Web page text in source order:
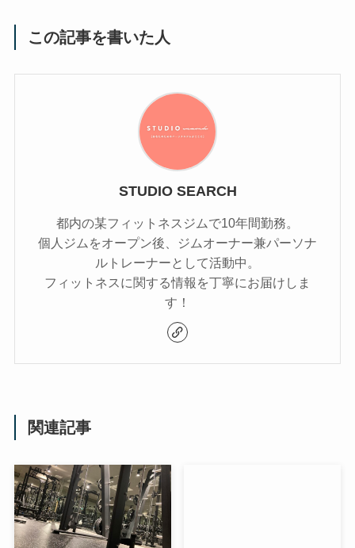
この記事を書いた人
STUDIO SEARCH
都内の某フィットネスジムで10年間勤務。
個人ジムをオープン後、ジムオーナー兼パーソナ
ルトレーナーとして活動中。
フィットネスに関する情報を丁寧にお届けしま
す！
関連記事